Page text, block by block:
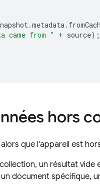
.metadata.
came from " + source);
hors
alors que l'appareil est
un résultat
un document spécifique,